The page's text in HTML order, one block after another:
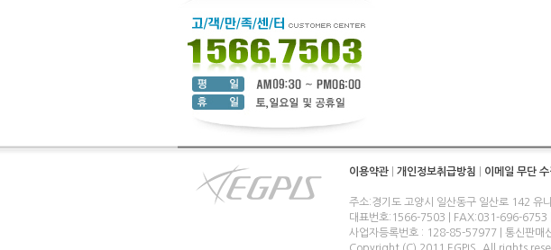
이용약관 개인정보취급방침 이메일 무단
주소:경기도 고양시 일산동구 일산로 142 유
대표번호:1566-7503 | FAX:031-696-
사업자등록번호 : 128-85-57977 | 통신판매